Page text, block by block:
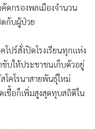
ดกรองพลเมืองจำนวน
ดกับผู้ป่วย
ปร์สั่งปิดโรงเรียนทุกแห่ง
บให้ประชาชนเก็บตัวอยู่
โคโรนาสายพันธุ์ใหม่
เชื้อก็เพิ่มสูงสุดทุบสถิติใน